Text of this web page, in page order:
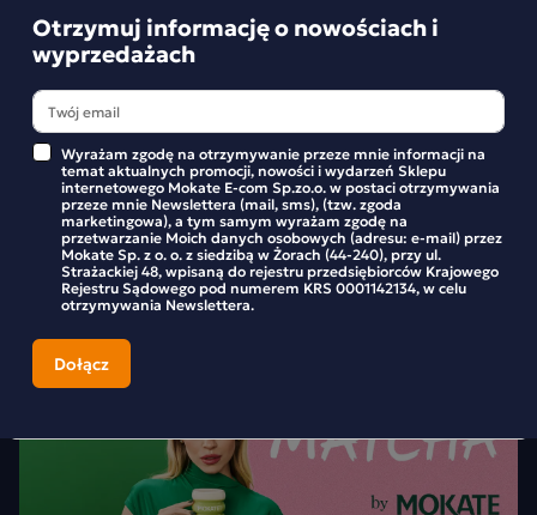
orzechowy
czekoladowy
mleczny
HI EASY MLECZNY
Pozwól sobie na odrobinę słodyczy!
Wafelki HiEasy gwarancją udanej chwili przyjemności!
Orzechowy wafelek zaskoczy się głębią smaku i aromatu.
smaku czekolady poszukują czegoś więcej.
Składniki: nadzienie 69% [tłuszcz palmowy, cukier,
- +
Otrzymuj informację o nowościach i
wyprzedażach
Wyrażam zgodę na otrzymywanie przeze mnie informacji na
temat aktualnych promocji, nowości i wydarzeń Sklepu
internetowego Mokate E-com Sp.zo.o. w postaci otrzymywania
przeze mnie Newslettera (mail, sms), (tzw. zgoda
marketingowa), a tym samym wyrażam zgodę na
przetwarzanie Moich danych osobowych (adresu: e-mail) przez
Mokate Sp. z o. o. z siedzibą w Żorach (44-240), przy ul.
Strażackiej 48, wpisaną do rejestru przedsiębiorców Krajowego
Rejestru Sądowego pod numerem KRS 0001142134, w celu
otrzymywania Newslettera.